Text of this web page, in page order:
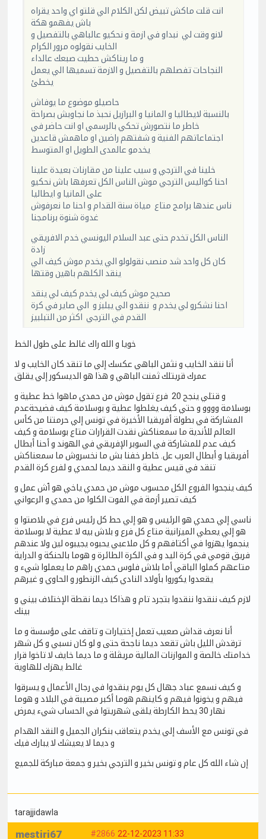
انت قلت ماكش تبيض لكن الكلام الي قلتو اي واحد يقراه
باش يفهمو هكة
لانو وقت لي نبداو في ازمة و نحكيو عالباهي بالتفصيل و
الخايب نقولوه مرور الكرام
و ما ريناكش حطيت صبعك عالداء
النجاحات تفصلهم بالتفصيل و الازمة تسميها الي يعمل
يخطئ
حاصيلو موضوع ما يوفاش
بالنسبة لايطاليا و المانيا و البرازيل نحبذ ما نجاوبش بصراحة
خاطر ما نتصورش تحكي بالرسمي او انت حاضر في
اجتماعاتهم الفنية و شفتهم راضين او ماهمش قاعدين
يخدمو عالمدى الطويل او المتوسط
خلينا في الترجي و سيب علينا من مقارنات بعيدة علينا
احنا كواليس الترجي موش الناس الكل تعرفها باش نحكيو
على المانيا و ايطاليا
ناس عندها برامج متاع مياة سنة القدام و احنا ما نعرفوش
غدوة شنوة برنامجنا
الناس الكل تخدم حتى عبد السلام اليونسي خدم الافريقي
زادة
كان كل واحد شد منصب نقولولو الي يخدم موش كيف الي
ينقد الكلهم باهين وقتها
صحيح موش كيف لي يخدم كيف لي ينقد
احنا نشكرو لي يخدم و ننقدو الي يبلبز و الي صاير في كرة
القدم في الترجي اكثر من التبلبيز
خويا و الله راك غالط على طول الخط
أنا ننقد الخايب و نثمن الباهي عكسك إلي ما تنقد كان الخايب و لا
عمرك قريتلك ثمنت الباهي و هذا هو الديسكور إلي يقلق
و قتلي ينجح 20 فرع تقول موش من حمدي ماهوا خط عطية و
بوسلامة وووو و حتي كيف يغلطوا عطية و بوسلامة كيف فضيحةعدم
المشاركة في بطولة أفريقيا الأخيرة في تونس إلي حرمتنا من كأس
العالم للأندية ما سمعناكش نقدت القرارات متاع بوسلامة و كيف
كيف عدم للمشاركة في السوبر الإفريقي في الهوند و أحنا أبطال
أفريقيا و أبطال العرب عل. خاطر خفنا بش ما نخسروش ما سمعناكش
تنقد في قيس عطية و النقد ديما لحمدي و لفرع كرة القدم
كيف ينجحوا الفروع الكل محسوب موش من حمدي ياخي هو ٱش عمل و
كيف تصير أزمة في الفوت الكلوا من حمدي و الرعواني
ناسي إلي حمدي هو الرئيس و هو إلي حط كل رئيس فرع في بلاصتوا و
هو إلي يعطي الميزانية متاع كل فرع و بلاش بيه لا عطية لا بوسلامة
ينجموا يهزوا في أكتافهم و كل ملاعبي يحبوه يجيبوه لين ولا عندهم
فريق قومي في كرة اليد و في الكرة الطائرة و هوما بالحنكة و الدراية
متاعهم كملوا الباقي أما بلاش فلوس حمدي راهم ما يعملوا شيء و
يقعدوا يكوروا بأولاد النادي كيف الزنطور و الحاوي و غيرهم
لازم كيف ننقدوا ننقدوا بتجرد تام و هذاكا ديما نقطة الإختلاف بيني و
بينك
أنا نعرف قداش صعيب تعمل إختيارات و تاقف على مؤسسة و ما
ترقدش الليل باش تقعد ديما ناجحة حتى و لو كان نسبي و كل شهر
خدامتك خالصة و الموازنات المالية مريڤلة و ما ديما خايف لا تاخوا قرار
غالط يهزك للهاوية
و كيف نسمع عباد جهال كل يوم ينقدوا في رجال الأعمال و يسرقوا
فيهم و يخونوا فيهم و كاينهم هوما أكبر مصيبة في البلاد و هوما
نهار 30 يحط الكارطة يلقى شهريتوا في الحساب شيء يمرض
في تونس مع الأسف إلي يخدم يتعاقب بنكران الجميل و النقد الهدام
و ديما لا يعيشك لا يبارك فيك
إن شاء الله كل عام و تونس بخير و الترجي بخير و جمعة مباركة للجميع
tarajjidawla
#2866 22-12-2023 11:33
mestiri67